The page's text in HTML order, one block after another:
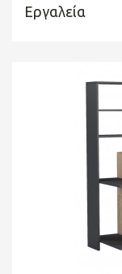
Εργαλεία